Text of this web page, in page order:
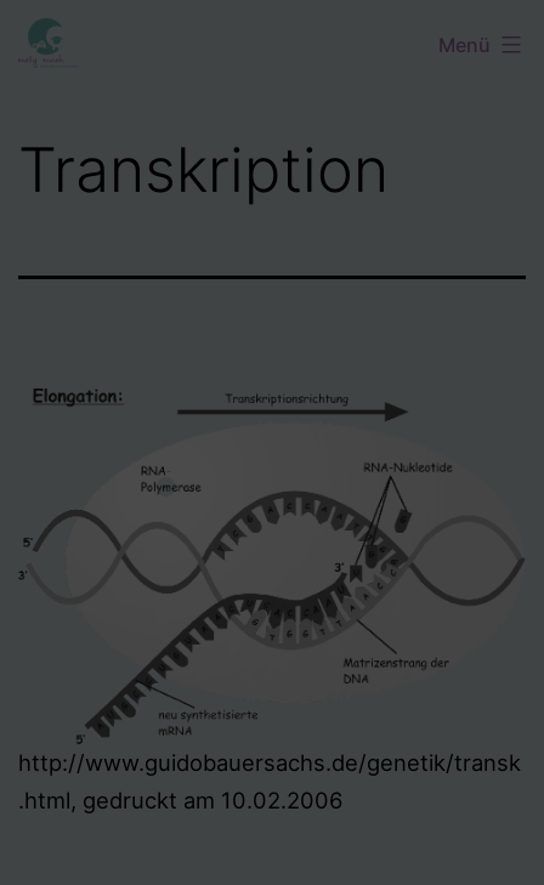
Zum
Inhalt
Menü
Transkription
http://www.guidobauersachs.de/genetik/transk
.html, gedruckt am 10.02.2006